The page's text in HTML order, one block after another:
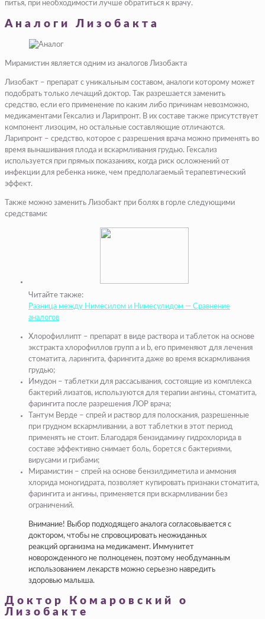
питья, при необходимости лучше обратиться к врачу.
Аналоги Лизобакта
Мирамистин является одним из аналогов Лизобакта
Лизобакт – препарат с уникальным составом, аналоги которому может
подобрать только лечащий доктор. Так разрешается заменить
средство, если его применение по каким либо причинам невозможно,
медикаментами Гексализ и Ларипронт. В их составе также присутствует
компонент лизоцим, но остальные составляющие отличаются.
Ларипронт – средство, которое с разрешения врача можно применять во
время вынашивания плода и вскармливания грудью. Гексализ
используется при прямых показаниях, когда риск осложнений от
инфекции для ребенка ниже, чем предполагаемый терапевтический
эффект.
Также можно заменить Лизобакт при болях в горле следующими
средствами:
Читайте также:
Разница между Нимесилом и Нимесулидом — Сравнение
аналогов
Хлорофиллипт – препарат в виде раствора и таблеток на основе
экстракта хлорофиллов групп a и b, его применяют для лечения
стоматита, ларингита, фарингита даже во время вскармливания
грудью;
Имудон – таблетки для рассасывания, состоящие из комплекса
бактерий лизатов, используются для терапии ангины, стоматита,
фарингита после разрешения ЛОР врача;
Тантум Верде – спрей и раствор для полоскания, разрешенные
при грудном вскармливании, а вот таблетки в этот период
применять не стоит. Благодаря бензидамину гидрохлорида в
составе эффективно снимает боль, борется с бактериями,
вирусами и грибами;
Мирамистин – спрей на основе бензилдиметила и аммония
хлорида моногидрата, позволяет купировать признаки стоматита,
фарингита и ангины, применяется при вскармливании без
ограничений.
Внимание! Выбор подходящего аналога согласовывается с
доктором, чтобы не спровоцировать неожиданных
реакций организма на медикамент. Иммунитет
новорожденного не полноценен, поэтому необдуманным
использованием лекарств можно серьезно навредить
здоровью малыша.
Доктор Комаровский о
Лизобакте